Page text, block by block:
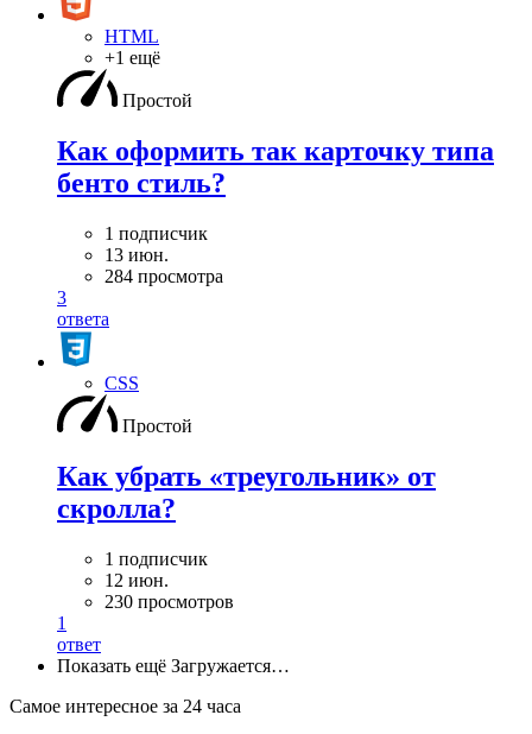
HTML
+1 ещё
Простой
Как оформить так карточку типа
бенто стиль?
1 подписчик
13 июн.
284 просмотра
3
ответа
CSS
Простой
Как убрать «треугольник» от
скролла?
1 подписчик
12 июн.
230 просмотров
1
ответ
Показать ещё Загружается…
Самое интересное за 24 часа